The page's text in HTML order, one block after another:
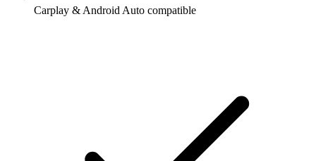
Carplay & Android Auto compatible